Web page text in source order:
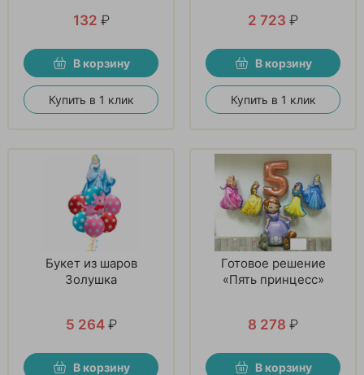
132 ₽
В корзину
Купить в 1 клик
2 723 ₽
В корзину
Купить в 1 клик
Букет из шаров
Золушка
5 264 ₽
В корзину
Готовое решение
«Пять принцесс»
8 278 ₽
В корзину